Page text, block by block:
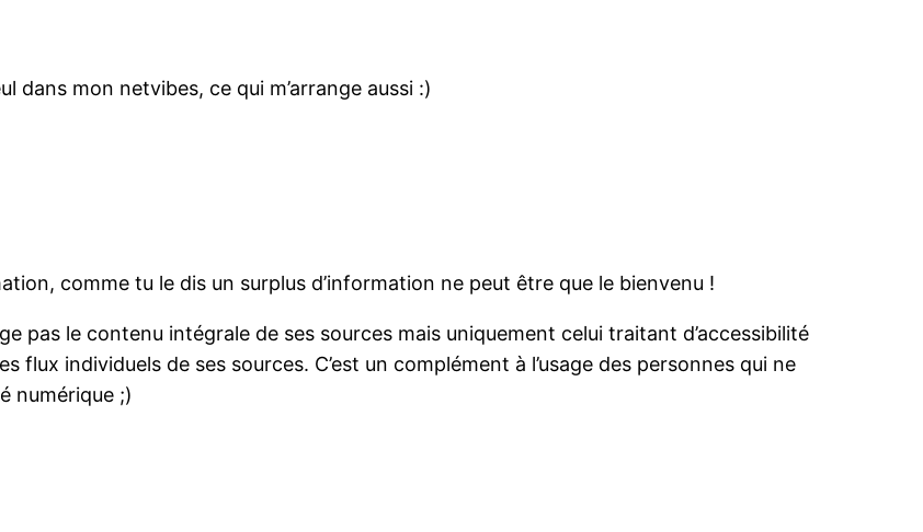
dans mon netvibes, ce qui m’arrange aussi :)
comme tu le dis un surplus d’information ne peut être que le bienvenu !
pas le contenu intégrale de ses sources mais uniquement celui traitant d’accessibilité
flux individuels de ses sources. C’est un complément à l’usage des personnes qui ne
numérique ;)